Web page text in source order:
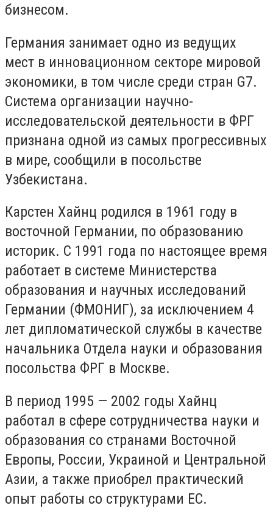
бизнесом.
Германия занимает одно из ведущих
мест в инновационном секторе мировой
экономики, в том числе среди стран G7.
Система организации научно-
исследовательской деятельности в ФРГ
признана одной из самых прогрессивных
в мире, сообщили в посольстве
Узбекистана.
Карстен Хайнц родился в 1961 году в
восточной Германии, по образованию
историк. С 1991 года по настоящее время
работает в системе Министерства
образования и научных исследований
Германии (ФМОНИГ), за исключением 4
лет дипломатической службы в качестве
начальника Отдела науки и образования
посольства ФРГ в Москве.
В период 1995 — 2002 годы Хайнц
работал в сфере сотрудничества науки и
образования со странами Восточной
Европы, России, Украиной и Центральной
Азии, а также приобрел практический
опыт работы со структурами ЕС.